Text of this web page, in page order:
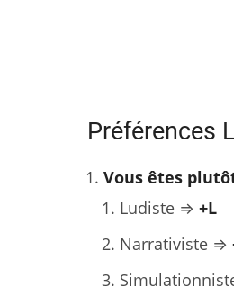
Préférences
Vous êtes
Ludiste ⇒ +L
Narrativiste ⇒